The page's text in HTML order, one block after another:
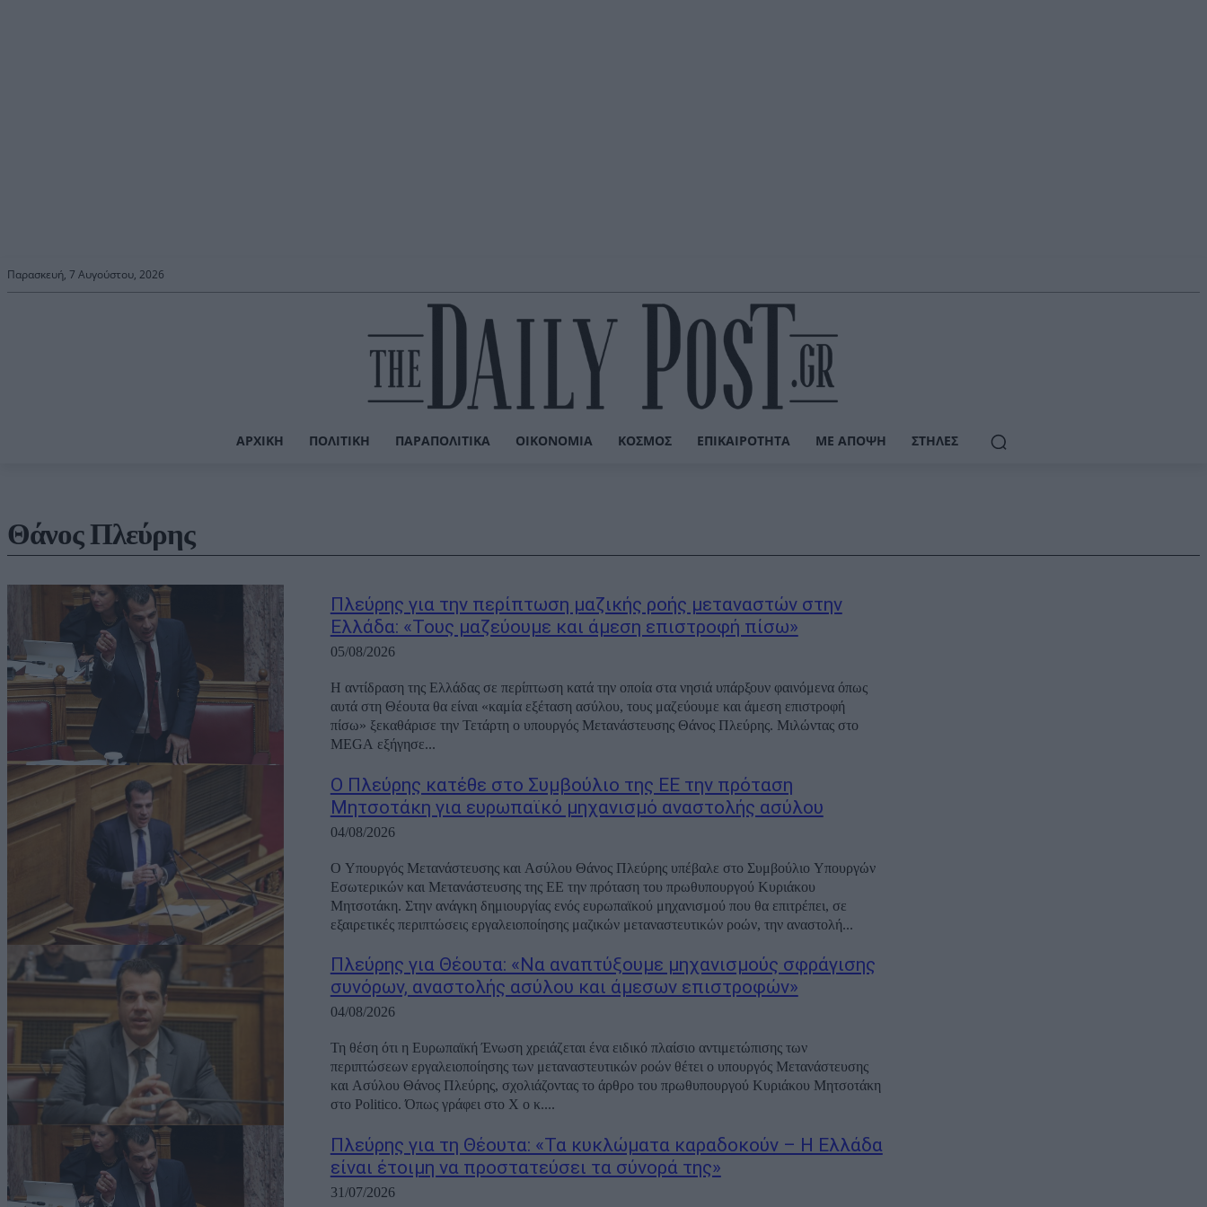
Παρασκευή, 7 Αυγούστου, 2026
ΑΡΧΙΚΉ ΠΟΛΙΤΙΚΉ ΠΑΡΑΠΟΛΙΤΙΚΆ ΟΙΚΟΝΟΜΊΑ ΚΌΣΜΟΣ ΕΠΙΚΑΙΡΌΤΗΤΑ ΜΕ ΆΠΟΨΗ ΣΤΉΛΕΣ
Θάνος Πλεύρης
Πλεύρης για την περίπτωση μαζικής ροής μεταναστών στην
Ελλάδα: «Τους μαζεύουμε και άμεση επιστροφή πίσω»
05/08/2026
Η αντίδραση της Ελλάδας σε περίπτωση κατά την οποία στα νησιά υπάρξουν φαινόμενα όπως
αυτά στη Θέουτα θα είναι «καμία εξέταση ασύλου, τους μαζεύουμε και άμεση επιστροφή
πίσω» ξεκαθάρισε την Τετάρτη ο υπουργός Μετανάστευσης Θάνος Πλεύρης. Μιλώντας στο
MEGA εξήγησε...
Ο Πλεύρης κατέθε στο Συμβούλιο της ΕΕ την πρόταση
Μητσοτάκη για ευρωπαϊκό μηχανισμό αναστολής ασύλου
04/08/2026
Ο Υπουργός Μετανάστευσης και Ασύλου Θάνος Πλεύρης υπέβαλε στο Συμβούλιο Υπουργών
Εσωτερικών και Μετανάστευσης της ΕΕ την πρόταση του πρωθυπουργού Κυριάκου
Μητσοτάκη. Στην ανάγκη δημιουργίας ενός ευρωπαϊκού μηχανισμού που θα επιτρέπει, σε
εξαιρετικές περιπτώσεις εργαλειοποίησης μαζικών μεταναστευτικών ροών, την αναστολή...
Πλεύρης για Θέουτα: «Να αναπτύξουμε μηχανισμούς σφράγισης
συνόρων, αναστολής ασύλου και άμεσων επιστροφών»
04/08/2026
Τη θέση ότι η Ευρωπαϊκή Ένωση χρειάζεται ένα ειδικό πλαίσιο αντιμετώπισης των
περιπτώσεων εργαλειοποίησης των μεταναστευτικών ροών θέτει ο υπουργός Μετανάστευσης
και Ασύλου Θάνος Πλεύρης, σχολιάζοντας το άρθρο του πρωθυπουργού Κυριάκου Μητσοτάκη
στο Politico. Όπως γράφει στο Χ ο κ....
Πλεύρης για τη Θέουτα: «Τα κυκλώματα καραδοκούν – Η Ελλάδα
είναι έτοιμη να προστατεύσει τα σύνορά της»
31/07/2026